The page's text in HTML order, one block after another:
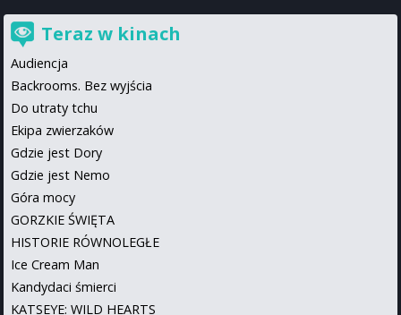
Teraz w kinach
Audiencja
Backrooms. Bez wyjścia
Do utraty tchu
Ekipa zwierzaków
Gdzie jest Dory
Gdzie jest Nemo
Góra mocy
GORZKIE ŚWIĘTA
HISTORIE RÓWNOLEGŁE
Ice Cream Man
Kandydaci śmierci
KATSEYE: WILD HEARTS